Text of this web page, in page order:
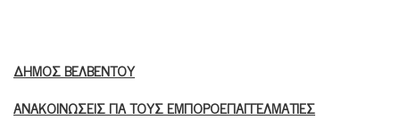
ΔΗΜΟΣ ΒΕΛΒΕΝΤΟΥ
ΑΝΑΚΟΙΝΩΣΕΙΣ ΓΙΑ ΤΟΥΣ ΕΜΠΟΡΟΕΠΑΓΓΕΛΜΑΤΙΕΣ